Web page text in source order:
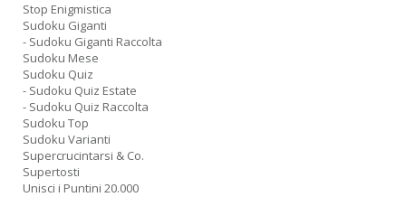
Stop Enigmistica
Sudoku Giganti
- Sudoku Giganti Raccolta
Sudoku Mese
Sudoku Quiz
- Sudoku Quiz Estate
- Sudoku Quiz Raccolta
Sudoku Top
Sudoku Varianti
Supercrucintarsi & Co.
Supertosti
Unisci i Puntini 20.000